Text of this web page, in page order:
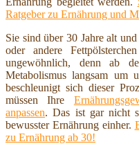
Ratgeber zu Ernährung und
Sie sind über 30 Jahre alt
oder andere
ungewöhnlich, denn ab
Metabolismus langsam
beschleunigt sich dieser
müssen Ihre
anpassen. Das ist gar nicht
bewusster Ernährung einher.
zu Ernährung ab 30!